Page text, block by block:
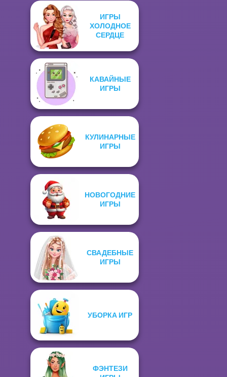
ИГРЫ
ХОЛОДНОЕ
СЕРДЦЕ
КАВАЙНЫЕ
ИГРЫ
КУЛИНАРНЫЕ
ИГРЫ
НОВОГОДНИЕ
ИГРЫ
СВАДЕБНЫЕ
ИГРЫ
УБОРКА ИГР
ФЭНТЕЗИ